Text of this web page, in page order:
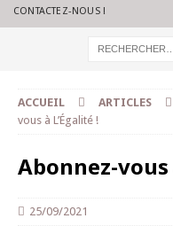
CONTACTEZ-NOUS !
ACCUEIL ARTICLES
vous à L’Égalité !
Abonnez-vous
25/09/2021